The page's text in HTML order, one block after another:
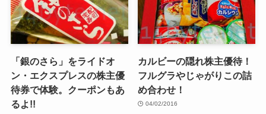
「銀のさら」をライドオ
ン・エクスプレスの株主優
待券で体験。クーポンもあ
るよ!!
カルビーの隠れ株主優待！
フルグラやじゃがりこの詰
め合わせ！
04/02/2016